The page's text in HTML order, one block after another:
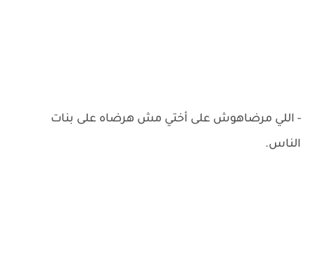
- اللي مرضاهوش على أختي مش هرضاه على بنات
الناس.